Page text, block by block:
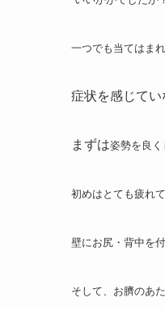
一つでも当てはま
症状を感じて
まずは姿勢を良く
初めはとても疲れ
壁にお尻・背中を
そして、お臍のあ